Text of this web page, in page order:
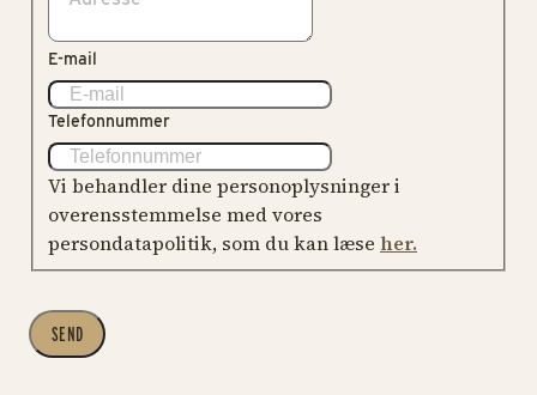
E-mail
Telefonnummer
Vi behandler dine personoplysninger i
overensstemmelse med vores
persondatapolitik, som du kan læse her.
SEND